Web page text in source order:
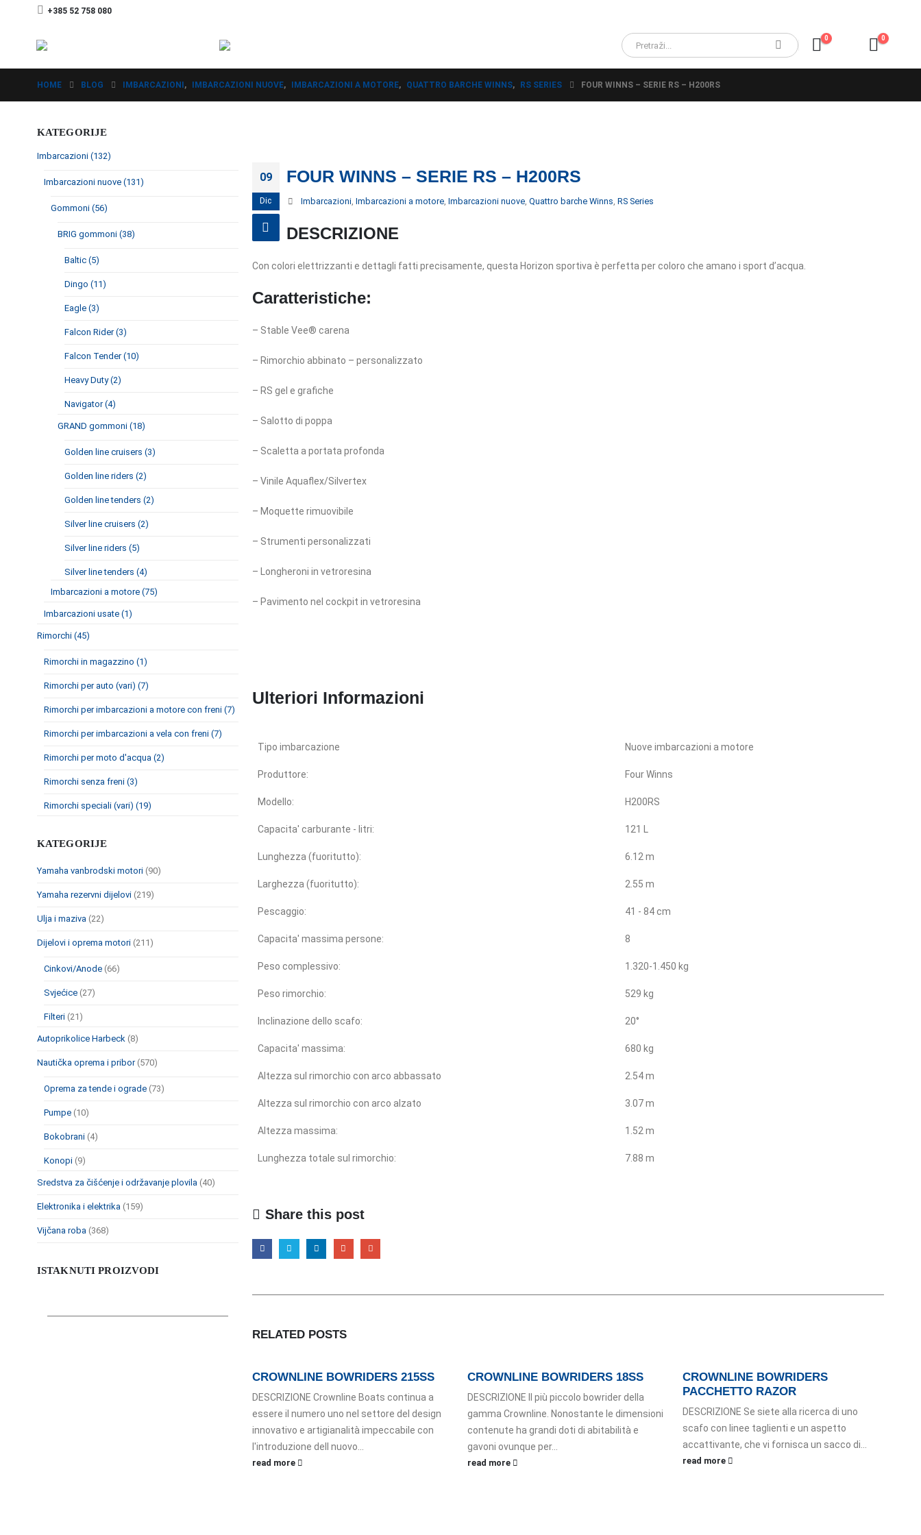
+385 52 758 080
0 0
HOME BLOG IMBARCAZIONI , IMBARCAZIONI NUOVE, IMBARCAZIONI A MOTORE, QUATTRO BARCHE WINNS, RS SERIES FOUR WINNS – SERIE RS – H200RS
09
Dic
FOUR WINNS – SERIE RS – H200RS
Imbarcazioni,Imbarcazioni a motore,Imbarcazioni nuove,Quattro barche Winns,RS Series
DESCRIZIONE
Con colori elettrizzanti e dettagli fatti precisamente, questa Horizon sportiva è perfetta per coloro che amano i sport d’acqua.
Caratteristiche:
– Stable Vee® carena
– Rimorchio abbinato – personalizzato
– RS gel e grafiche
– Salotto di poppa
– Scaletta a portata profonda
– Vinile Aquaflex/Silvertex
– Moquette rimuovibile
– Strumenti personalizzati
– Longheroni in vetroresina
– Pavimento nel cockpit in vetroresina
Ulteriori Informazioni
Tipo imbarcazione Nuove imbarcazioni a motore
Produttore: Four Winns
Modello: H200RS
Capacita' carburante - litri: 121 L
Lunghezza (fuoritutto): 6.12 m
Larghezza (fuoritutto): 2.55 m
Pescaggio: 41 - 84 cm
Capacita' massima persone: 8
Peso complessivo: 1.320-1.450 kg
Peso rimorchio: 529 kg
Inclinazione dello scafo: 20°
Capacita' massima: 680 kg
Altezza sul rimorchio con arco abbassato 2.54 m
Altezza sul rimorchio con arco alzato 3.07 m
Altezza massima: 1.52 m
Lunghezza totale sul rimorchio: 7.88 m
Share this post
RELATED POSTS
CROWNLINE BOWRIDERS 215SS
DESCRIZIONE Crownline Boats continua a
essere il numero uno nel settore del design
innovativo e artigianalità impeccabile con
l'introduzione dell nuovo...
read more
CROWNLINE BOWRIDERS 18SS
DESCRIZIONE Il più piccolo bowrider della
gamma Crownline. Nonostante le dimensioni
contenute ha grandi doti di abitabilità e
gavoni ovunque per...
read more
CROWNLINE BOWRIDERS
PACCHETTO RAZOR
DESCRIZIONE Se siete alla ricerca di uno
scafo con linee taglienti e un aspetto
accattivante, che vi fornisca un sacco di...
read more
KATEGORIJE
Imbarcazioni (132)
Imbarcazioni nuove (131)
Gommoni (56)
BRIG gommoni (38)
Baltic (5)
Dingo (11)
Eagle (3)
Falcon Rider (3)
Falcon Tender (10)
Heavy Duty (2)
Navigator (4)
GRAND gommoni (18)
Golden line cruisers (3)
Golden line riders (2)
Golden line tenders (2)
Silver line cruisers (2)
Silver line riders (5)
Silver line tenders (4)
Imbarcazioni a motore (75)
Imbarcazioni usate (1)
Rimorchi (45)
Rimorchi in magazzino (1)
Rimorchi per auto (vari) (7)
Rimorchi per imbarcazioni a motore con freni (7)
Rimorchi per imbarcazioni a vela con freni (7)
Rimorchi per moto d'acqua (2)
Rimorchi senza freni (3)
Rimorchi speciali (vari) (19)
KATEGORIJE
Yamaha vanbrodski motori (90)
Yamaha rezervni dijelovi (219)
Ulja i maziva (22)
Dijelovi i oprema motori (211)
Cinkovi/Anode (66)
Svjećice (27)
Filteri (21)
Autoprikolice Harbeck (8)
Nautička oprema i pribor (570)
Oprema za tende i ograde (73)
Pumpe (10)
Bokobrani (4)
Konopi (9)
Sredstva za čišćenje i održavanje plovila (40)
Elektronika i elektrika (159)
Vijčana roba (368)
ISTAKNUTI PROIZVODI